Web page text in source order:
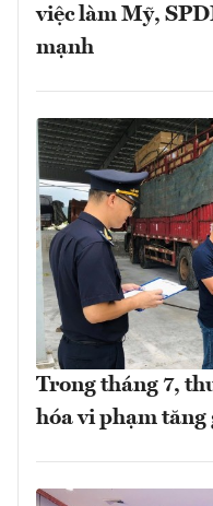
việc làm Mỹ,
mạnh
Trong tháng 7,
hóa vi phạm tăng